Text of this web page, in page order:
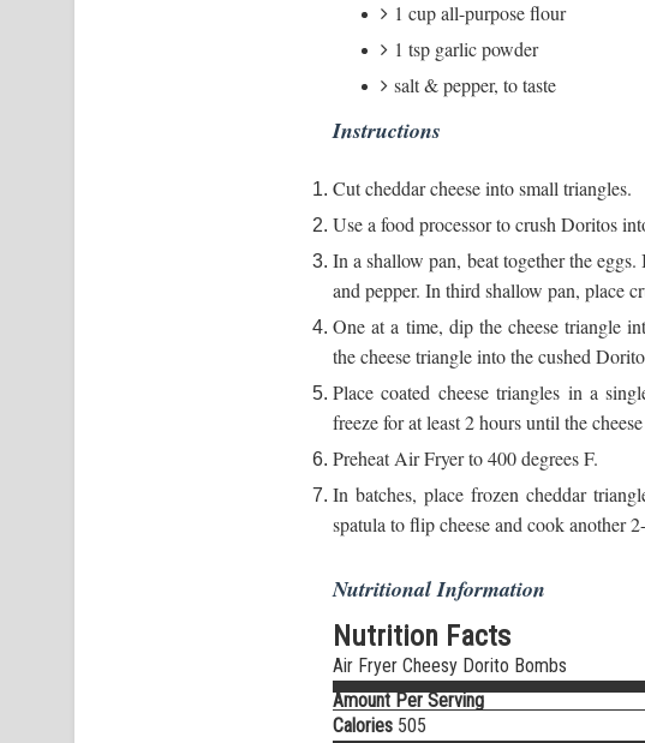
1 cup all-purpose flour
1 tsp garlic powder
salt & pepper, to taste
Instructions
Cut cheddar cheese into small triangles.
Use a food processor to crush Doritos
In a shallow pan, beat together the
and pepper. In third shallow pan, place
One at a time, dip the cheese triangle
the cheese triangle into the cushed
Place coated cheese triangles in a
freeze for at least 2 hours until the
Preheat Air Fryer to 400 degrees F.
In batches, place frozen cheddar
spatula to flip cheese and cook another
Nutritional Information
Nutrition Facts
Air Fryer Cheesy Dorito Bombs
Amount Per Serving
Calories 505